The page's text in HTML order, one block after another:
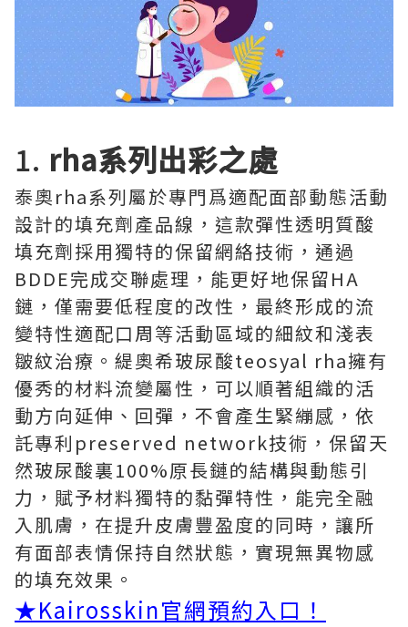
1. rha系列出彩之處
泰奧rha系列屬於專門爲適配面部動態活動
設計的填充劑產品線，這款彈性透明質酸
填充劑採用獨特的保留網絡技術，通過
BDDE完成交聯處理，能更好地保留HA
鏈，僅需要低程度的改性，最終形成的流
變特性適配口周等活動區域的細紋和淺表
皺紋治療。緹奧希玻尿酸teosyal rha擁有
優秀的材料流變屬性，可以順著組織的活
動方向延伸、回彈，不會產生緊繃感，依
託專利preserved network技術，保留天
然玻尿酸裏100%原長鏈的結構與動態引
力，賦予材料獨特的黏彈特性，能完全融
入肌膚，在提升皮膚豐盈度的同時，讓所
有面部表情保持自然狀態，實現無異物感
的填充效果。
★Kairosskin官網預約入口！